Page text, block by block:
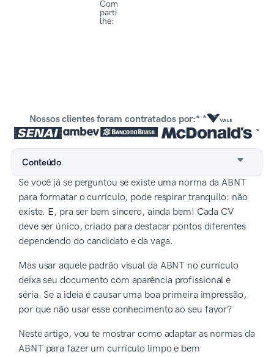
Com
parti
lhe:
Nossos clientes foram contratados por:* *
*
Conteúdo
Se você já se perguntou se existe uma norma da ABNT
para formatar o currículo, pode respirar tranquilo: não
existe. E, pra ser bem sincero, ainda bem! Cada CV
deve ser único, criado para destacar pontos diferentes
dependendo do candidato e da vaga.
Mas usar aquele padrão visual da ABNT no currículo
deixa seu documento com aparência profissional e
séria. Se a ideia é causar uma boa primeira impressão,
por que não usar esse conhecimento ao seu favor?
Neste artigo, vou te mostrar como adaptar as normas da
ABNT para fazer um currículo limpo e bem